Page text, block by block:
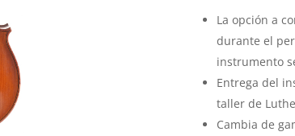
La opción a
durante el
instrumento
Entrega del
taller de
Cambia de